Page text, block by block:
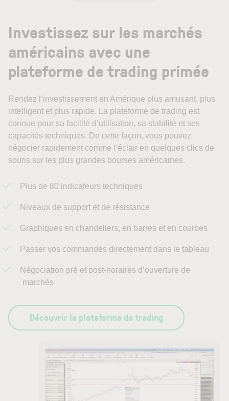
Investissez sur les marchés
américains avec une
plateforme de trading primée
Rendez l’investissement en Amérique plus amusant, plus
intelligent et plus rapide. La plateforme de trading est
connue pour sa facilité d’utilisation, sa stabilité et ses
capacités techniques. De cette façon, vous pouvez
négocier rapidement comme l’éclair en quelques clics de
souris sur les plus grandes bourses américaines.
Plus de 80 indicateurs techniques
Niveaux de support et de résistance
Graphiques en chandeliers, en barres et en courbes
Passer vos commandes directement dans le tableau
Négociation pré et post-horaires d’ouverture de
marchés
Découvrir la plateforme de trading